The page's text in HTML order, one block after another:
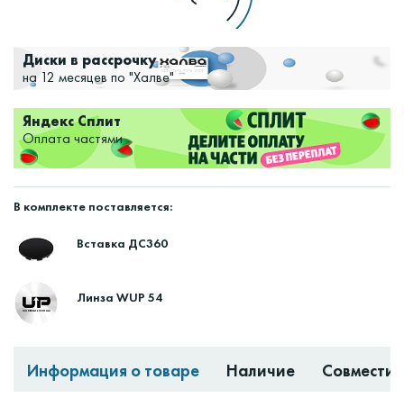
Диски в рассрочку
на 12 месяцев по "Халве"
Яндекс Сплит
Оплата частями
В комплекте поставляется:
Вставка ДС360
Линза WUP 54
Информация о товаре Наличие